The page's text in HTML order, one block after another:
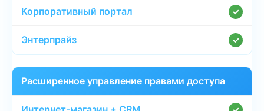
✓
✓
Расширенное управление правами доступа